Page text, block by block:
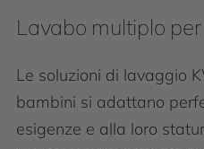
Lavabo multiplo
Le soluzioni di lavaggio
bambini si adattano
esigenze e alla loro